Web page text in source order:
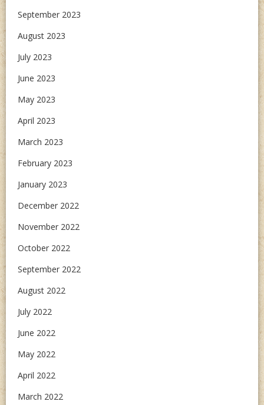
September 2023
August 2023
July 2023
June 2023
May 2023
April 2023
March 2023
February 2023
January 2023
December 2022
November 2022
October 2022
September 2022
August 2022
July 2022
June 2022
May 2022
April 2022
March 2022